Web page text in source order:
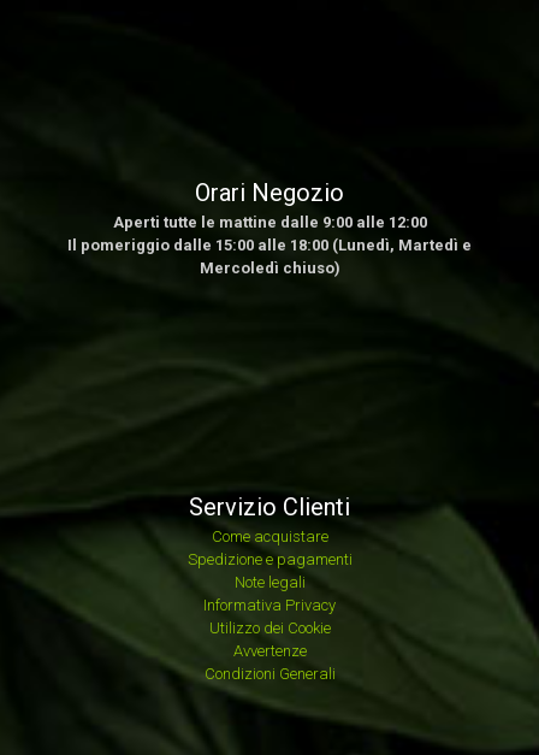
Orari Negozio
Aperti tutte le mattine dalle 9:00 alle 12:00
Il pomeriggio dalle 15:00 alle 18:00 (Lunedì, Martedì e
Mercoledì chiuso)
Servizio Clienti
Come acquistare
Spedizione e pagamenti
Note legali
Informativa Privacy
Utilizzo dei Cookie
Avvertenze
Condizioni Generali